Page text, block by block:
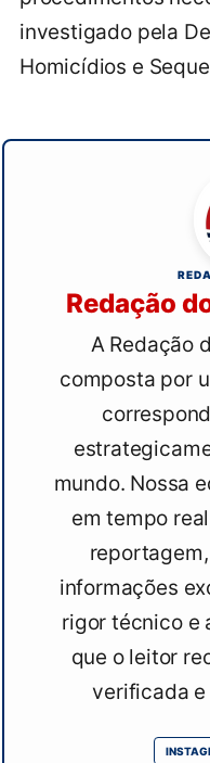
investigado pela
Homicídios e
Redação
A Redação
composta por
mundo. Nossa
em tempo
informações
rigor técnico e
que o leitor
verificada